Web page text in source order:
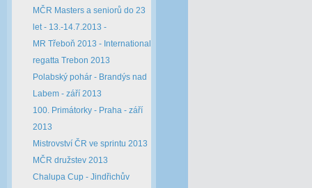
MČR Masters a seniorů do 23
let - 13.-14.7.2013 -
MR Třeboň 2013 - International
regatta Trebon 2013
Polabský pohár - Brandýs nad
Labem - září 2013
100. Primátorky - Praha - září
2013
Mistrovství ČR ve sprintu 2013
MČR družstev 2013
Chalupa Cup - Jindřichův